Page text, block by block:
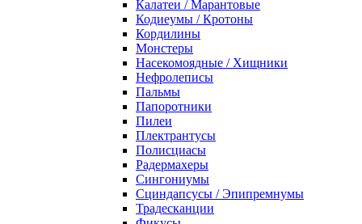
Калатеи / Марантовые
Кодиеумы / Кротоны
Кордилины
Монстеры
Насекомоядные / Хищники
Нефролеписы
Пальмы
Папоротники
Пилеи
Плектрантусы
Полисциасы
Радермахеры
Сингониумы
Сциндапсусы / Эпипремнумы
Традесканции